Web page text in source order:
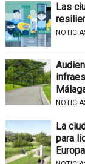
Las
La
para
Europa